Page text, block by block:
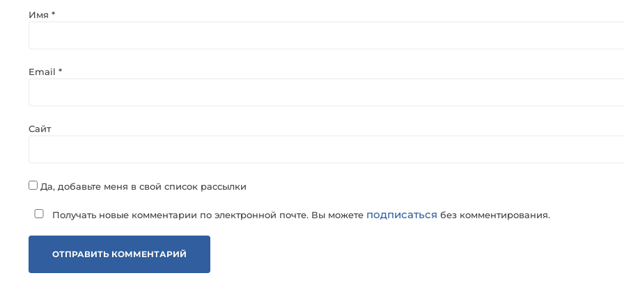
Имя *
Email *
Сайт
Да, добавьте меня в свой список рассылки
Получать новые комментарии по электронной почте. Вы можете подписаться без комментирования.